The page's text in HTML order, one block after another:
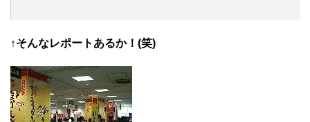
↑そんなレポートあるか！(笑)